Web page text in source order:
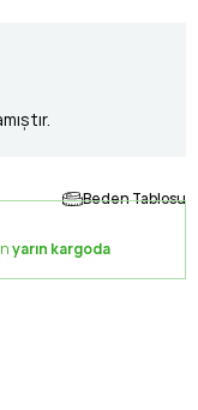
Beden Tablosu
yarın kargoda